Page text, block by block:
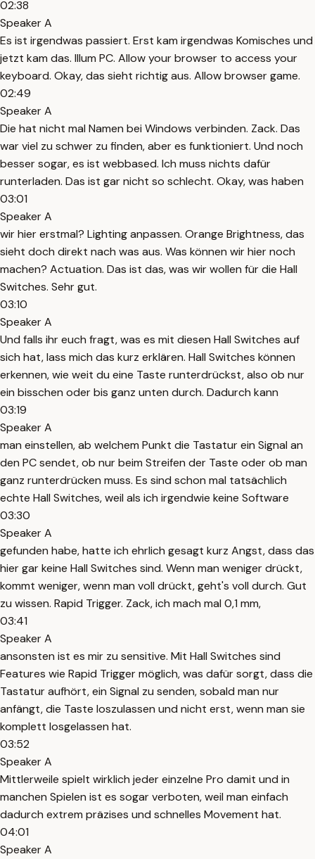
02:38
Speaker A
Es ist irgendwas passiert. Erst kam irgendwas Komisches und
jetzt kam das. Illum PC. Allow your browser to access your
keyboard. Okay, das sieht richtig aus. Allow browser game.
02:49
Speaker A
Die hat nicht mal Namen bei Windows verbinden. Zack. Das
war viel zu schwer zu finden, aber es funktioniert. Und noch
besser sogar, es ist webbased. Ich muss nichts dafür
runterladen. Das ist gar nicht so schlecht. Okay, was haben
03:01
Speaker A
wir hier erstmal? Lighting anpassen. Orange Brightness, das
sieht doch direkt nach was aus. Was können wir hier noch
machen? Actuation. Das ist das, was wir wollen für die Hall
Switches. Sehr gut.
03:10
Speaker A
Und falls ihr euch fragt, was es mit diesen Hall Switches auf
sich hat, lass mich das kurz erklären. Hall Switches können
erkennen, wie weit du eine Taste runterdrückst, also ob nur
ein bisschen oder bis ganz unten durch. Dadurch kann
03:19
Speaker A
man einstellen, ab welchem Punkt die Tastatur ein Signal an
den PC sendet, ob nur beim Streifen der Taste oder ob man
ganz runterdrücken muss. Es sind schon mal tatsächlich
echte Hall Switches, weil als ich irgendwie keine Software
03:30
Speaker A
gefunden habe, hatte ich ehrlich gesagt kurz Angst, dass das
hier gar keine Hall Switches sind. Wenn man weniger drückt,
kommt weniger, wenn man voll drückt, geht's voll durch. Gut
zu wissen. Rapid Trigger. Zack, ich mach mal 0,1 mm,
03:41
Speaker A
ansonsten ist es mir zu sensitive. Mit Hall Switches sind
Features wie Rapid Trigger möglich, was dafür sorgt, dass die
Tastatur aufhört, ein Signal zu senden, sobald man nur
anfängt, die Taste loszulassen und nicht erst, wenn man sie
komplett losgelassen hat.
03:52
Speaker A
Mittlerweile spielt wirklich jeder einzelne Pro damit und in
manchen Spielen ist es sogar verboten, weil man einfach
dadurch extrem präzises und schnelles Movement hat.
04:01
Speaker A